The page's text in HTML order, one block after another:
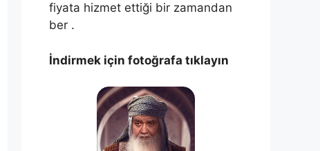
fiyata hizmet ettiği bir zamandan
ber .
İndirmek için fotoğrafa tıklayın